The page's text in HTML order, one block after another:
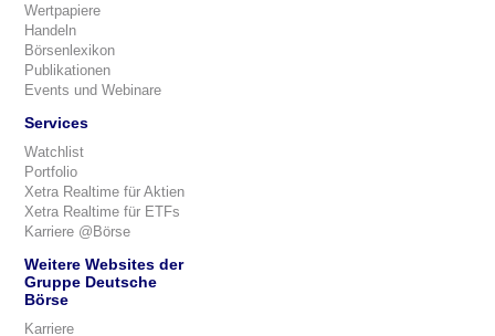
Wertpapiere
Handeln
Börsenlexikon
Publikationen
Events und Webinare
Services
Watchlist
Portfolio
Xetra Realtime für Aktien
Xetra Realtime für ETFs
Karriere @Börse
Weitere Websites der
Gruppe Deutsche
Börse
Karriere